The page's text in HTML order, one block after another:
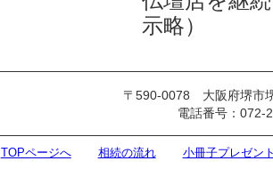
示略）
〒590-0078 大阪府堺市
電話番号：072-
TOPページへ 相続の流れ
小冊子プレゼン